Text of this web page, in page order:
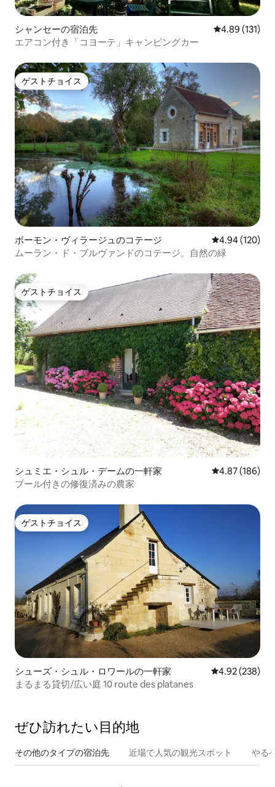
シャンセーの宿泊先 レビュー131
4.89 (131)
エアコン付き「コヨーテ」キャンピングカー
ゲストチョイス
ゲストチョイス
ボーモン・ヴィラージュのコテージ レビュー120
4.94 (120)
ムーラン・ド・ブルヴァンドのコテージ。自然の緑
ゲストチョイス
ゲストチョイス
シュミエ・シュル・デームの一軒家 レビュー186
4.87 (186)
プール付きの修復済みの農家
ゲストチョイス
ゲストチョイス
シューズ・シュル・ロワールの一軒家 レビュー238
4.92 (238)
まるまる貸切/広い庭 10 route des platanes
ぜひ訪⁠れ⁠た⁠い目⁠的⁠地
その他のタ⁠イ⁠プ⁠の宿⁠泊⁠先 近場で人気の観光スポット やる